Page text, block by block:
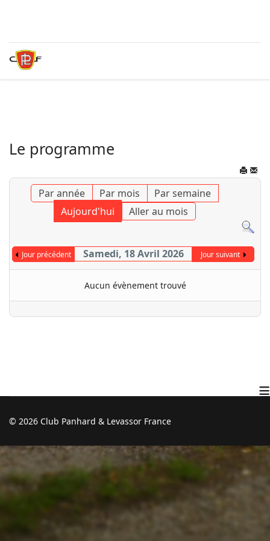
Le programme
Par année Par mois
Par semaine
Aujourd'hui
Aller au mois
Jour précédent Samedi, 18 Avril 2026 Jour suivant
Aucun évènement trouvé
≡
© 2026 Club Panhard & Levassor France